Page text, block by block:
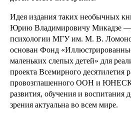
Идея издания таких необычных
Юрию Владимировичу Микадзе —
психологии МГУ им. М. В.
основан Фонд
маленьких слепых детей» для
проекта Всемирного десятилетия
провозглашенного ООН и
развития, обучения и воспитания
зрения актуальна во всем мире.